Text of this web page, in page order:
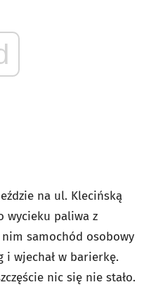
na ul. Klecińską
wycieku paliwa z
samochód osobowy
i wjechał w barierkę.
nic się nie stało.